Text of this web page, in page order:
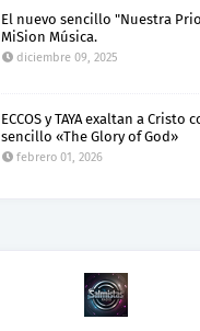
El nuevo sencillo "Nuestra
MiSion Música.
diciembre 09, 2025
ECCOS y TAYA exaltan a Cristo
sencillo «The Glory of God»
febrero 01, 2026